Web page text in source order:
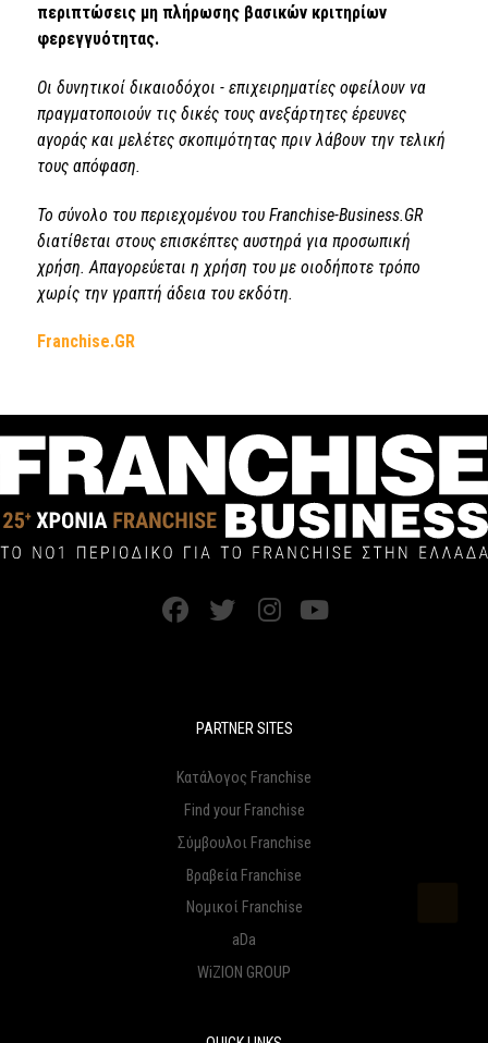
περιπτώσεις μη πλήρωσης βασικών κριτηρίων
φερεγγυότητας.
Οι δυνητικοί δικαιοδόχοι - επιχειρηματίες οφείλουν να
πραγματοποιούν τις δικές τους ανεξάρτητες έρευνες
αγοράς και μελέτες σκοπιμότητας πριν λάβουν την τελική
τους απόφαση.
Το σύνολο του περιεχομένου του Franchise-Business.GR
διατίθεται στους επισκέπτες αυστηρά για προσωπική
χρήση. Απαγορεύεται η χρήση του με οιοδήποτε τρόπο
χωρίς την γραπτή άδεια του εκδότη.
Franchise.GR
PARTNER SITES
Κατάλογος Franchise
Find your Franchise
Σύμβουλοι Franchise
Βραβεία Franchise
Νομικοί Franchise
aDa
WiZION GROUP